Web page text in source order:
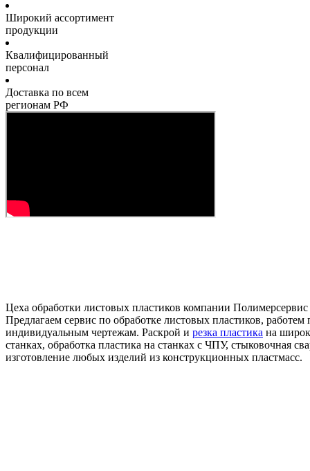
Широкий ассортимент
продукции
Квалифицированный
персонал
Доставка по всем
регионам РФ
Цеха обработки листовых пластиков компании Полимерсервис
Предлагаем сервис по обработке листовых пластиков, работем
индивидуальным чертежам. Раскрой и резка пластика на
станках, обработка пластика на станках с ЧПУ, стыковочная
изготовление любых изделий из конструкционных пластмасс.